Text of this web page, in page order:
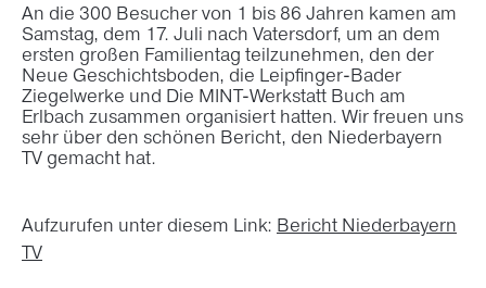
An die 300 Besucher von 1 bis 86 Jahren kamen am
Samstag, dem 17. Juli nach Vatersdorf, um an dem
ersten großen Familientag teilzunehmen, den der
Neue Geschichtsboden, die Leipfinger-Bader
Ziegelwerke und Die MINT-Werkstatt Buch am
Erlbach zusammen organisiert hatten. Wir freuen uns
sehr über den schönen Bericht, den Niederbayern
TV gemacht hat.
Aufzurufen unter diesem Link: Bericht Niederbayern
TV